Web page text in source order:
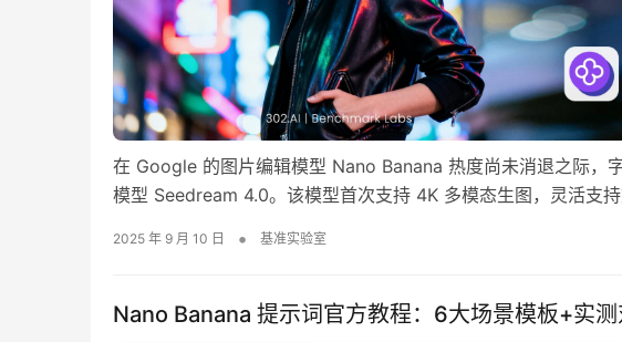
在 Google 的图片编辑模型 Nano Banana 热度尚未消退之际，
模型 Seedream 4.0。该模型首次支持 4K 多模态生图，灵活支
2025 年 9 月 10 日 • 基准实验室
Nano Banana 提示词官方教程：6大场景模板+实